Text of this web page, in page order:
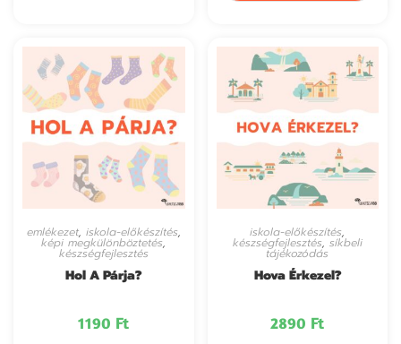
emlékezet, iskola-előkészítés,
képi megkülönböztetés,
készségfejlesztés
Hol A Párja?
1190 Ft
iskola-előkészítés,
készségfejlesztés, síkbeli
tájékozódás
Hova Érkezel?
2890 Ft